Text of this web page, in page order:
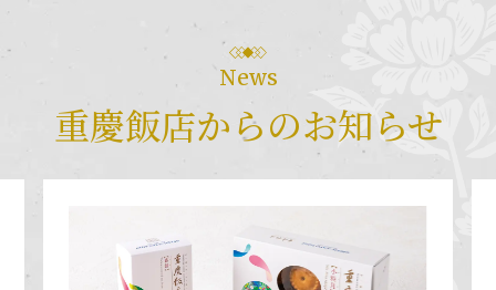
News
重慶飯店からのお知らせ